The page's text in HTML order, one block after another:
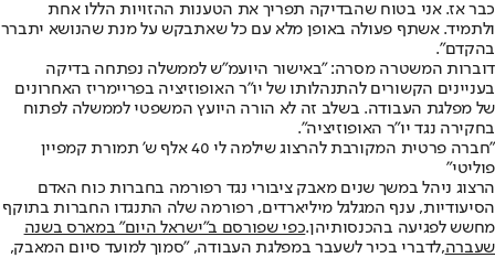
כבר אז. אני בטוח שהבדיקה תפריך את הטענות ההזויות הללו אחת
ולתמיד. אשתף פעולה באופן מלא עם כל שאתבקש על מנת שהנושא יתברר
בהקדם".
דוברות המשטרה מסרה: "באישור היועמ"ש לממשלה נפתחה בדיקה
בעניינים הקשורים להתנהלותו של יו"ר האופוזיציה בפריימריז האחרונים
של מפלגת העבודה. בשלב זה לא הורה היועץ המשפטי לממשלה לפתוח
בחקירה נגד יו"ר האופוזיציה".
"חברה פרטית המקורבת להרצוג שילמה לי 40 אלף ש' תמורת קמפיין
פוליטי"
הרצוג ניהל במשך שנים מאבק ציבורי נגד רפורמה בחברות כוח האדם
הסיעודיות, ענף המגלגל מיליארדים, רפורמה שלה התנגדו החברות בתוקף
מחשש לפגיעה בהכנסותיהן.כפי שפורסם ב"ישראל היום" במארס בשנה
שעברה,לדברי בכיר לשעבר במפלגת העבודה, "סמוך למועד סיום המאבק,